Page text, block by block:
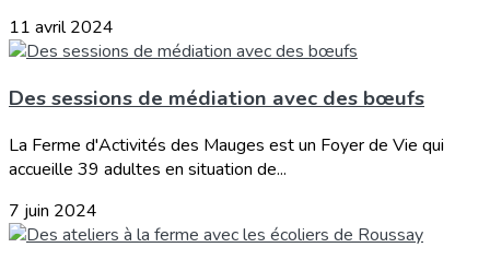
11 avril 2024
Des sessions de médiation avec des bœufs
La Ferme d'Activités des Mauges est un Foyer de Vie qui
accueille 39 adultes en situation de...
7 juin 2024